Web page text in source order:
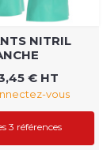
NITRIL
€ HT
vous
3 références